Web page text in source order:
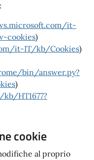
it-
cookies)
it-IT/kb/Cookies)
bin/answer.py?
)
HT1677?
cookie
al proprio